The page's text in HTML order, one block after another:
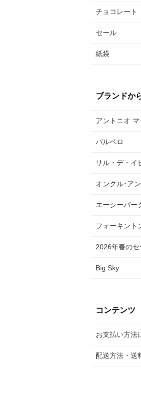
チョコレート
セール
紙袋
ブランドか
アントニオ マ
バルベロ
サル・デ・イ
オンクル･ア
エーシーパー
フォーキント
2026年春のセ
Big Sky
コンテンツ
お支払い方法
配送方法・送